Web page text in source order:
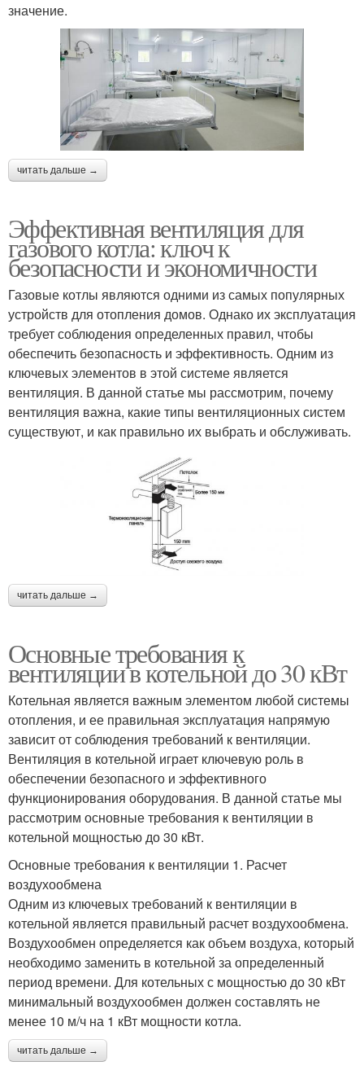
значение.
читать дальше →
Эффективная вентиляция для
газового котла: ключ к
безопасности и экономичности
Газовые котлы являются одними из самых популярных
устройств для отопления домов. Однако их эксплуатация
требует соблюдения определенных правил, чтобы
обеспечить безопасность и эффективность. Одним из
ключевых элементов в этой системе является
вентиляция. В данной статье мы рассмотрим, почему
вентиляция важна, какие типы вентиляционных систем
существуют, и как правильно их выбрать и обслуживать.
читать дальше →
Основные требования к
вентиляции в котельной до 30 кВт
Котельная является важным элементом любой системы
отопления, и ее правильная эксплуатация напрямую
зависит от соблюдения требований к вентиляции.
Вентиляция в котельной играет ключевую роль в
обеспечении безопасного и эффективного
функционирования оборудования. В данной статье мы
рассмотрим основные требования к вентиляции в
котельной мощностью до 30 кВт.
Основные требования к вентиляции 1. Расчет
воздухообмена
Одним из ключевых требований к вентиляции в
котельной является правильный расчет воздухообмена.
Воздухообмен определяется как объем воздуха, который
необходимо заменить в котельной за определенный
период времени. Для котельных с мощностью до 30 кВт
минимальный воздухообмен должен составлять не
менее 10 м/ч на 1 кВт мощности котла.
читать дальше →